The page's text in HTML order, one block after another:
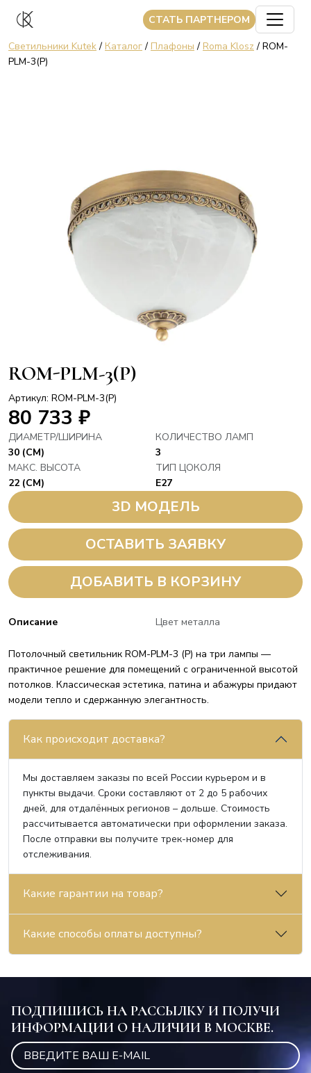
CТАТЬ ПАРТНЕРОМ
Светильники Kutek/ Каталог/ Плафоны / Roma Klosz / ROM-
PLM-3(P)
ROM-PLM-3(P)
Артикул: ROM-PLM-3(P)
80 733 ₽
ДИАМЕТР/ШИРИНА
30 (СМ)
КОЛИЧЕСТВО ЛАМП
3
МАКС. ВЫСОТА
22 (СМ)
ТИП ЦОКОЛЯ
E27
3D МОДЕЛЬ
ОСТАВИТЬ ЗАЯВКУ
ДОБАВИТЬ В КОРЗИНУ
Описание Цвет металла
Потолочный светильник ROM-PLM-3 (P) на три лампы —
практичное решение для помещений с ограниченной высотой
потолков. Классическая эстетика, патина и абажуры придают
модели тепло и сдержанную элегантность.
Как происходит доставка?
Мы доставляем заказы по всей России курьером и в
пункты выдачи. Сроки составляют от 2 до 5 рабочих
дней, для отдалённых регионов – дольше. Стоимость
рассчитывается автоматически при оформлении заказа.
После отправки вы получите трек-номер для
отслеживания.
Какие гарантии на товар?
Какие способы оплаты доступны?
ПОДПИШИСЬ НА РАССЫЛКУ И ПОЛУЧИ
ИНФОРМАЦИИ О НАЛИЧИИ В МОСКВЕ.